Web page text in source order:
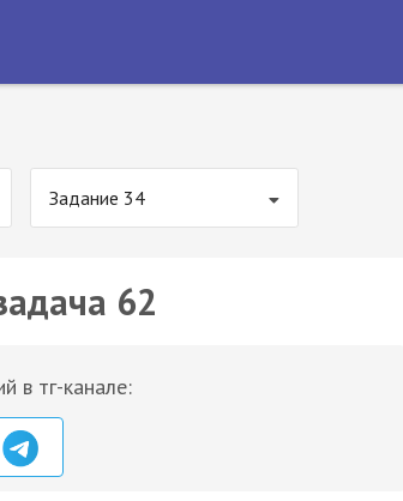
Задание 34
62
в тг-канале: